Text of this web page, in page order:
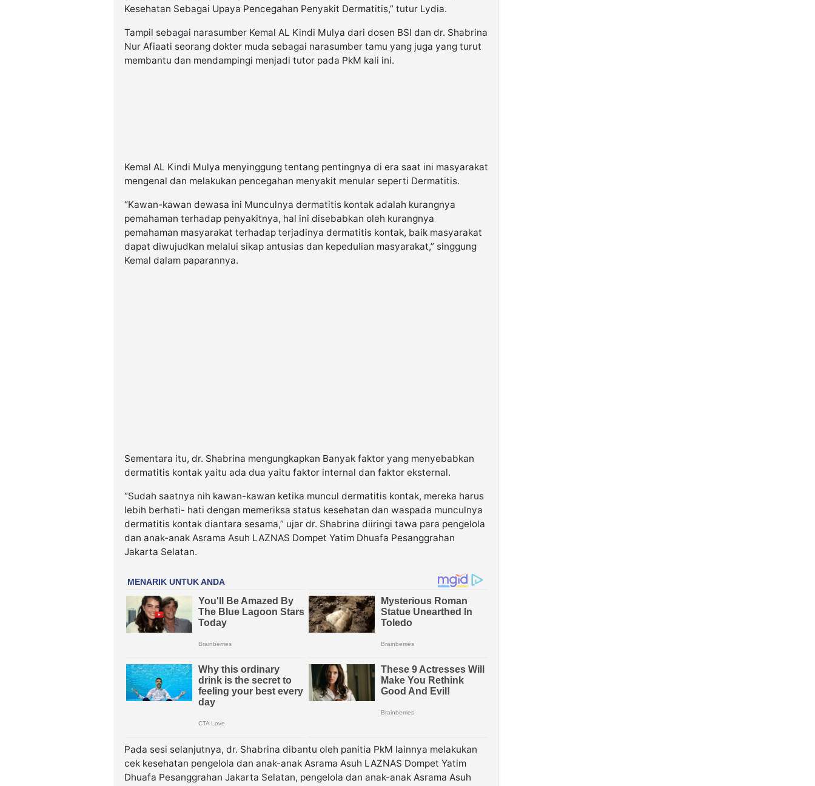
Kesehatan Sebagai Upaya Pencegahan Penyakit Dermatitis,” tutur Lydia.
Tampil sebagai narasumber Kemal AL Kindi Mulya dari dosen BSI dan dr. Shabrina
Nur Afiaati seorang dokter muda sebagai narasumber tamu yang juga yang turut
membantu dan mendampingi menjadi tutor pada PkM kali ini.
Kemal AL Kindi Mulya menyinggung tentang pentingnya di era saat ini masyarakat
mengenal dan melakukan pencegahan menyakit menular seperti Dermatitis.
“Kawan-kawan dewasa ini Munculnya dermatitis kontak adalah kurangnya
pemahaman terhadap penyakitnya, hal ini disebabkan oleh kurangnya
pemahaman masyarakat terhadap terjadinya dermatitis kontak, baik masyarakat
dapat diwujudkan melalui sikap antusias dan kepedulian masyarakat,” singgung
Kemal dalam paparannya.
Sementara itu, dr. Shabrina mengungkapkan Banyak faktor yang menyebabkan
dermatitis kontak yaitu ada dua yaitu faktor internal dan faktor eksternal.
“Sudah saatnya nih kawan-kawan ketika muncul dermatitis kontak, mereka harus
lebih berhati- hati dengan memeriksa status kesehatan dan waspada munculnya
dermatitis kontak diantara sesama,” ujar dr. Shabrina diiringi tawa para pengelola
dan anak-anak Asrama Asuh LAZNAS Dompet Yatim Dhuafa Pesanggrahan
Jakarta Selatan.
Pada sesi selanjutnya, dr. Shabrina dibantu oleh panitia PkM lainnya melakukan
cek kesehatan pengelola dan anak-anak Asrama Asuh LAZNAS Dompet Yatim
Dhuafa Pesanggrahan Jakarta Selatan, pengelola dan anak-anak Asrama Asuh